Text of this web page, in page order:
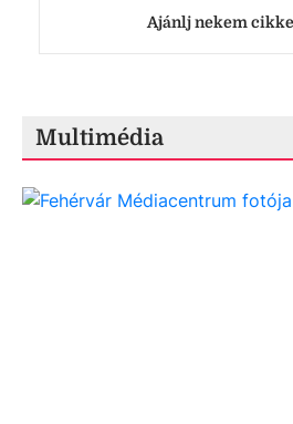
Ajánlj nekem
Multimédia